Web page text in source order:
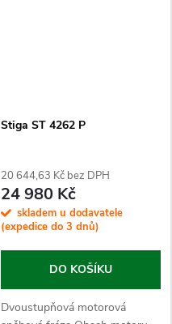
Stiga ST 4262 P
20 644,63 Kč bez DPH
24 980 Kč
skladem u dodavatele
(expedice do 3 dnů)
DO KOŠÍKU
Dvoustupňová motorová